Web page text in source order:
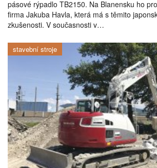
pásové rýpadlo TB2150. Na Blanensku ho
firma Jakuba Havla, která má s těmito
zkušenosti. V současnosti v…
stavební stroje